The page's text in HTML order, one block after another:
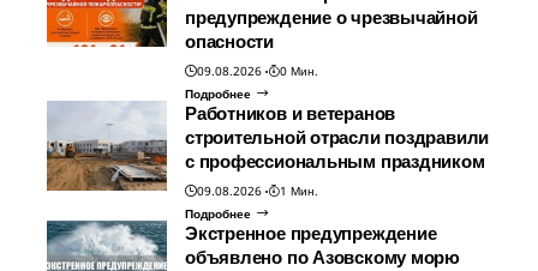
предупреждение о чрезвычайной
опасности
09.08.2026
0 Мин.
Подробнее
Работников и ветеранов
строительной отрасли поздравили
с профессиональным праздником
09.08.2026
1 Мин.
Подробнее
Экстренное предупреждение
объявлено по Азовскому морю